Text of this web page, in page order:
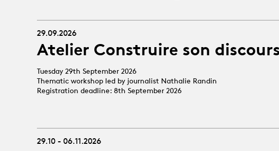
29.09.2026
Atelier Construire son
Tuesday 29th September 2026
Thematic workshop led by journalist Nathalie Randin
Registration deadline: 8th September 2026
29.10 - 06.11.2026